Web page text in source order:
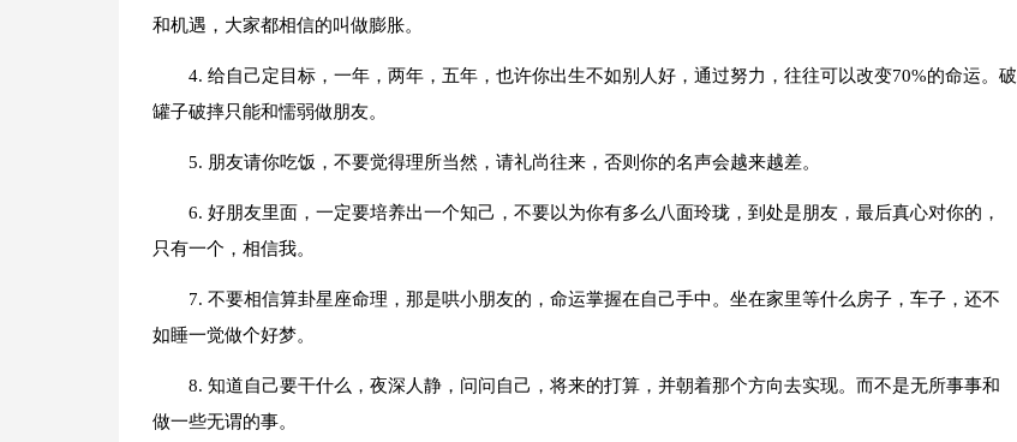
和机遇，大家都相信的叫做膨胀。
4. 给自己定目标，一年，两年，五年，也许你出生不如别人好，通过努力，往往可以改变70%的命运。破
罐子破摔只能和懦弱做朋友。
5. 朋友请你吃饭，不要觉得理所当然，请礼尚往来，否则你的名声会越来越差。
6. 好朋友里面，一定要培养出一个知己，不要以为你有多么八面玲珑，到处是朋友，最后真心对你的，
只有一个，相信我。
7. 不要相信算卦星座命理，那是哄小朋友的，命运掌握在自己手中。坐在家里等什么房子，车子，还不
如睡一觉做个好梦。
8. 知道自己要干什么，夜深人静，问问自己，将来的打算，并朝着那个方向去实现。而不是无所事事和
做一些无谓的事。